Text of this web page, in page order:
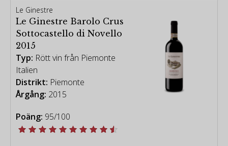
Le Ginestre
Le Ginestre Barolo Crus
Sottocastello di Novello
2015
Typ: Rött vin från Piemonte
Italien
Distrikt: Piemonte
Årgång: 2015
Poäng: 95/100